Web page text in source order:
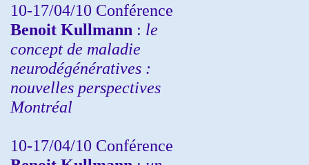
10-17/04/10 Conférence
Benoit Kullmann : le
concept de maladie
neurodégénératives :
nouvelles perspectives
Montréal
10-17/04/10 Conférence